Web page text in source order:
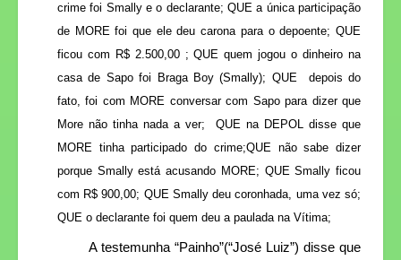
crime foi Smally e o declarante; QUE a única participação
de MORE foi que ele deu carona para o depoente; QUE
ficou com R$ 2.500,00 ; QUE quem jogou o dinheiro na
casa de Sapo foi Braga Boy (Smally); QUE
depois do
fato, foi com MORE conversar com Sapo para dizer que
More não tinha nada a ver;
QUE na DEPOL disse que
MORE tinha participado do crime;QUE não sabe dizer
porque Smally está acusando MORE; QUE Smally ficou
com R$ 900,00; QUE Smally deu coronhada, uma vez só;
QUE o declarante foi quem deu a paulada na Vítima;
A testemunha “Painho”(“José Luiz”) disse que